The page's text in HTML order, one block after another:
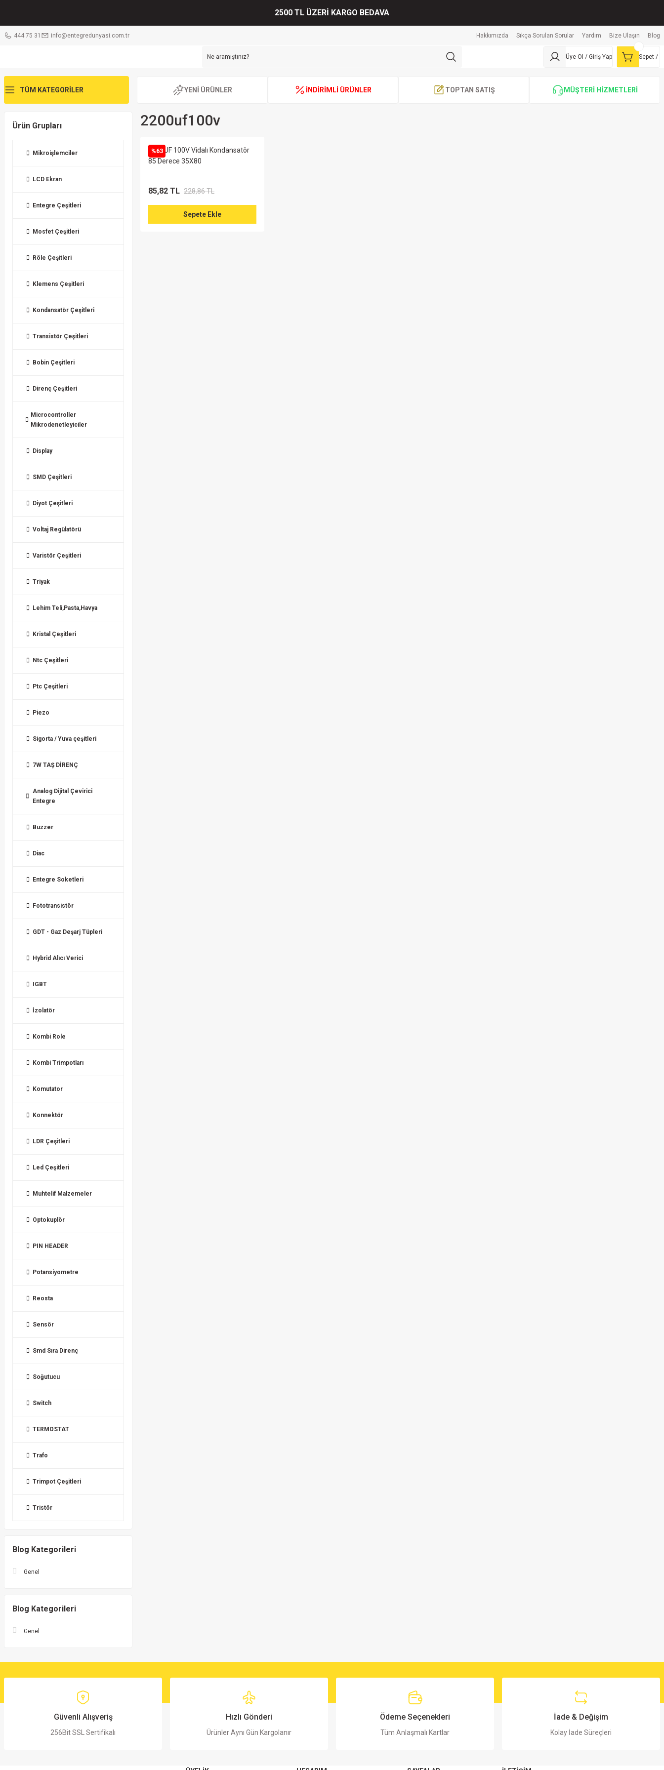
2500 TL ÜZERİ KARGO BEDAVA
444 75 31 info@entegredunyasi.com.tr Hakkımızda Sıkça Sorulan Sorular Yardım Bize Ulaşın Blog
Üye Ol / Giriş Yap Sepet /
TÜM KATEGORİLER YENİ ÜRÜNLER İNDİRİMLİ ÜRÜNLER TOPTAN SATIŞ MÜŞTERİ HİZMETLERİ
Ürün Grupları
Mikroişlemciler
LCD Ekran
Entegre Çeşitleri
Mosfet Çeşitleri
Röle Çeşitleri
Klemens Çeşitleri
Kondansatör Çeşitleri
Transistör Çeşitleri
Bobin Çeşitleri
Direnç Çeşitleri
Microcontroller
Mikrodenetleyiciler
Display
SMD Çeşitleri
Diyot Çeşitleri
Voltaj Regülatörü
Varistör Çeşitleri
Triyak
Lehim Teli,Pasta,Havya
Kristal Çeşitleri
Ntc Çeşitleri
Ptc Çeşitleri
Piezo
Sigorta / Yuva çeşitleri
7W TAŞ DİRENÇ
Analog Dijital Çevirici
Entegre
Buzzer
Diac
Entegre Soketleri
Fototransistör
GDT - Gaz Deşarj Tüpleri
Hybrid Alıcı Verici
IGBT
İzolatör
Kombi Role
Kombi Trimpotları
Komutator
Konnektör
LDR Çeşitleri
Led Çeşitleri
Muhtelif Malzemeler
Optokuplör
PIN HEADER
Potansiyometre
Reosta
Sensör
Smd Sıra Direnç
Soğutucu
Switch
TERMOSTAT
Trafo
Trimpot Çeşitleri
Tristör
Blog Kategorileri
Genel
Blog Kategorileri
Genel
2200uf100v
%63
2200UF 100V Vidalı Kondansatör
85 Derece 35X80
85,82 TL 228,86 TL
Sepete Ekle
Güvenli Alışveriş
256Bit SSL Sertifikalı
Hızlı Gönderi
Ürünler Aynı Gün Kargolanır
Ödeme Seçenekleri
Tüm Anlaşmalı Kartlar
İade & Değişim
Kolay İade Süreçleri